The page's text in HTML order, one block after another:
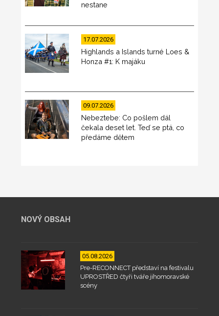
nestane
17.07.2026
Highlands a Islands turné Loes &
Honza #1: K majáku
09.07.2026
Nebeztebe: Co pošlem dál
čekala deset let. Teď se ptá, co
předáme dětem
NOVÝ OBSAH
05.08.2026
Pre-RECONNECT představí na festivalu
UPROSTŘED čtyři tváře jihomoravské
scény